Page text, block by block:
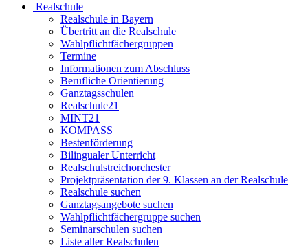
Realschule
Realschule in Bayern
Übertritt an die Realschule
Wahlpflichtfächergruppen
Termine
Informationen zum Abschluss
Berufliche Orientierung
Ganztagsschulen
Realschule21
MINT21
KOMPASS
Bestenförderung
Bilingualer Unterricht
Realschulstreichorchester
Projektpräsentation der 9. Klassen an der Realschule
Realschule suchen
Ganztagsangebote suchen
Wahlpflichtfächergruppe suchen
Seminarschulen suchen
Liste aller Realschulen